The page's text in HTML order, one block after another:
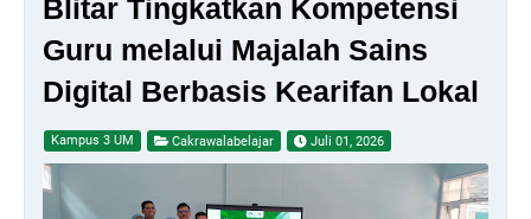
Blitar Tingkatkan Kompetensi
Guru melalui Majalah Sains
Digital Berbasis Kearifan Lokal
Kampus 3 UM Cakrawalabelajar Juli 01, 2026